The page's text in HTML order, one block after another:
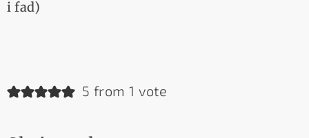
i fad)
5 from 1 vote